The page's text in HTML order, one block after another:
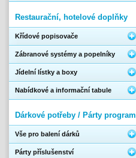
Restaurační, hotelové doplňky
Křídové popisovače
Zábranové systémy a popelníky
Jídelní lístky a boxy
Nabídkové a informační tabule
Dárkové potřeby / Párty program
Vše pro balení dárků
Párty příslušenství